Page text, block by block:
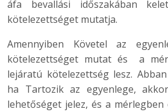
áfa bevallási időszakában
kötelezettséget mutatja.
Amennyiben Követel az
kötelezettséget mutat és a
lejáratú kötelezettség lesz.
ha Tartozik az egyenlege,
lehetőséget jelez, és a